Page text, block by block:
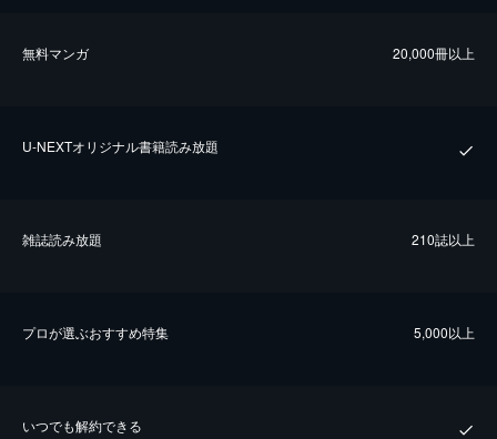
無料マンガ 20,000冊以上
U-NEXTオリジナル書籍読み放題
雑誌読み放題 210誌以上
プロが選ぶおすすめ特集 5,000以上
いつでも解約できる